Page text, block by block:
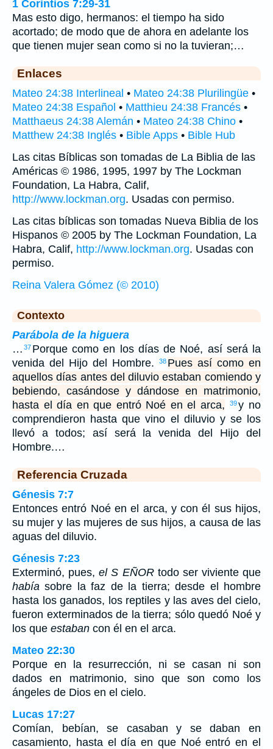
1 Corintios 7:29-31
Mas esto digo, hermanos: el tiempo ha sido
acortado; de modo que de ahora en adelante los
que tienen mujer sean como si no la tuvieran;…
Enlaces
Mateo 24:38 Interlineal • Mateo 24:38 Plurilingüe •
Mateo 24:38 Español • Matthieu 24:38 Francés •
Matthaeus 24:38 Alemán • Mateo 24:38 Chino •
Matthew 24:38 Inglés • Bible Apps • Bible Hub
Las citas Bíblicas son tomadas de La Biblia de las
Américas © 1986, 1995, 1997 by The Lockman
Foundation, La Habra, Calif,
http://www.lockman.org. Usadas con permiso.
Las citas bíblicas son tomadas Nueva Biblia de los
Hispanos © 2005 by The Lockman Foundation, La
Habra, Calif, http://www.lockman.org. Usadas con
permiso.
Reina Valera Gómez (© 2010)
Contexto
Parábola de la higuera
… 37 Porque como en los días de Noé, así será la
venida del Hijo del Hombre.
38 Pues así como en
aquellos días antes del diluvio estaban comiendo y
bebiendo, casándose y dándose en matrimonio,
hasta el día en que entró Noé en el arca,
39 y no
comprendieron hasta que vino el diluvio y se los
llevó a todos; así será la venida del Hijo del
Hombre.…
Referencia Cruzada
Génesis 7:7
Entonces entró Noé en el arca, y con él sus hijos,
su mujer y las mujeres de sus hijos, a causa de las
aguas del diluvio.
Génesis 7:23
Exterminó, pues,el S EÑORtodo ser viviente que
había sobre la faz de la tierra; desde el hombre
hasta los ganados, los reptiles y las aves del cielo,
fueron exterminados de la tierra; sólo quedó Noé y
los que estaban con él en el arca.
Mateo 22:30
Porque en la resurrección, ni se casan ni son
dados en matrimonio, sino que son como los
ángeles de Dios en el cielo.
Lucas 17:27
Comían, bebían, se casaban y se daban en
casamiento, hasta el día en que Noé entró en el